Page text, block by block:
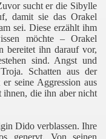
sucht er die Sibylle
damit sie das Orakel
sei. Diese erzählt ihm
möchte – Orakel
bereitet ihn darauf vor,
sind. Angst und
Schatten aus der
seine Aggression aus
ihnen, die ihn aber nicht
Dido verblassen. Ihre